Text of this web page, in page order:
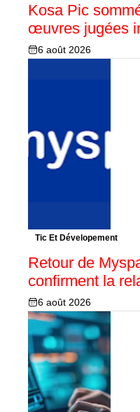
Kosa Pic
œuvres jugées
6 août 2026
Tic Et Dévelopement
Retour de
confirment la
6 août 2026